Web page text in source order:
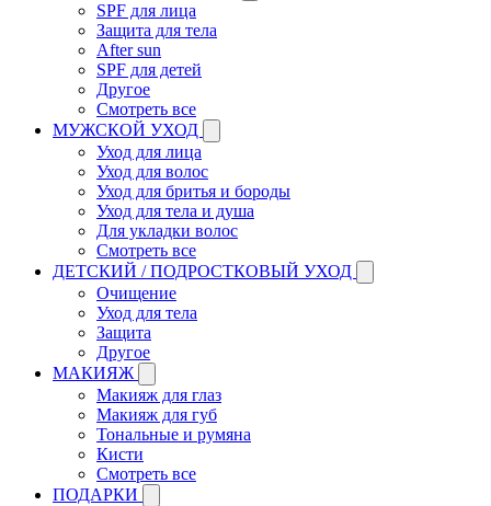
SPF для лица
Защита для тела
After sun
SPF для детей
Другое
Смотреть все
МУЖСКОЙ УХОД
Уход для лица
Уход для волос
Уход для бритья и бороды
Уход для тела и душа
Для укладки волос
Смотреть все
ДЕТСКИЙ / ПОДРОСТКОВЫЙ УХОД
Очищение
Уход для тела
Защита
Другое
МАКИЯЖ
Макияж для глаз
Макияж для губ
Тональные и румяна
Кисти
Смотреть все
ПОДАРКИ